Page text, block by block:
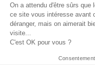
Tous droits réservés Alsace
électriques : VTT, VTC, vélo
cargo électrique
On a attendu d'être sûrs que
ce site vous intéresse avant
déranger, mais on aimerait
visite...
C'est OK pour vous ?